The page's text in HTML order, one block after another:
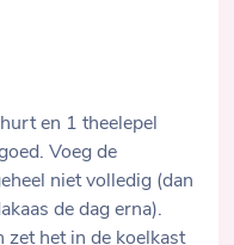
en 1 theelepel
Voeg de
niet volledig (dan
de dag erna).
zet het in de koelkast